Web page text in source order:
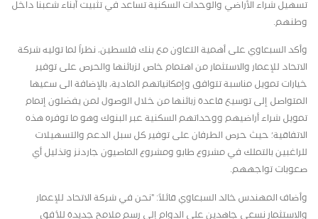
تسهيل شراء الأراضي والوحدات السكنية تساعد في تثبيت أبناء شعبنا داخل
وطنهم.
وأكد السبعاوي على أهمية التعاون مع بنك فلسطين، نظراً لما توليه شركة
الاتحاد للإعمار والاستثمار من اهتمام خاص لزبائنها والحرص على توفير
خيارات تمويل مناسبة تتوافق وإمكانياتهم المادية، بالإضافة الى سعيها
المتواصل إلى توسيع قاعدة زبائنها من خلال الوصول لمن يفضلون إتمام
تمويل شراء أراضيهم ووحداتهم السكنية عبر البنوك وهو ما توفره هذه
الاتفاقية؛ حيث حرص الطرفان على توفير كل سبل الدعم والتسهيلات
للراغبين بالتملك في مشروع طابو ومشروع الماصيون جاردنز وتذليل أي
صعوبات تواجههم.
وأضاف المهندس خالد السبعاوي قائلاً: "نحن في شركة الاتحاد للإعمار
والاستثمار نسعى جاهدين على الدوام إلى رسم ملامح جديدة للأفق